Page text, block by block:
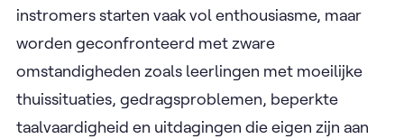
instromers starten vaak vol enthousiasme, maar
worden geconfronteerd met zware
omstandigheden zoals leerlingen met moeilijke
thuissituaties, gedragsproblemen, beperkte
taalvaardigheid en uitdagingen die eigen zijn aan